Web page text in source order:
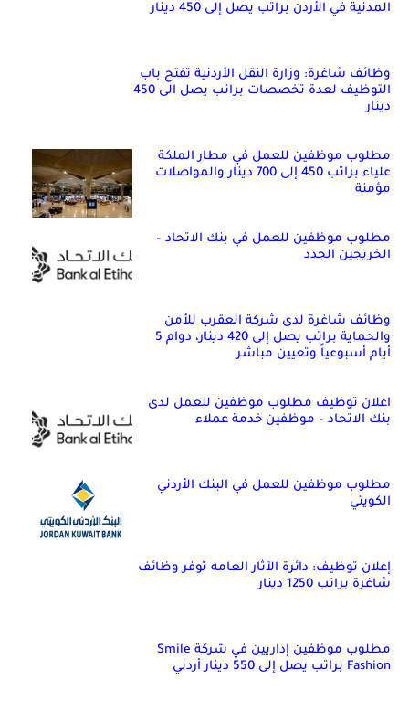
المدنية في الأردن براتب يصل إلى 450 دينار
وظائف شاغرة: وزارة النقل الأردنية تفتح باب
التوظيف لعدة تخصصات براتب يصل الى 450
دينار
مطلوب موظفين للعمل في مطار الملكة
علياء براتب 450 إلى 700 دينار والمواصلات
مؤمنة
مطلوب موظفين للعمل في بنك الاتحاد –
الخريجين الجدد
وظائف شاغرة لدى شركة العقرب للأمن
والحماية براتب يصل إلى 420 دينار، دوام 5
أيام أسبوعياً وتعيين مباشر
اعلان توظيف مطلوب موظفين للعمل لدى
بنك الاتحاد – موظفين خدمة عملاء
مطلوب موظفين للعمل في البنك الأردني
الكويتي
إعلان توظيف: دائرة الآثار العامه توفر وظائف
شاغرة براتب 1250 دينار
مطلوب موظفين إداريين في شركة Smile
Fashion براتب يصل إلى 550 دينار أردني